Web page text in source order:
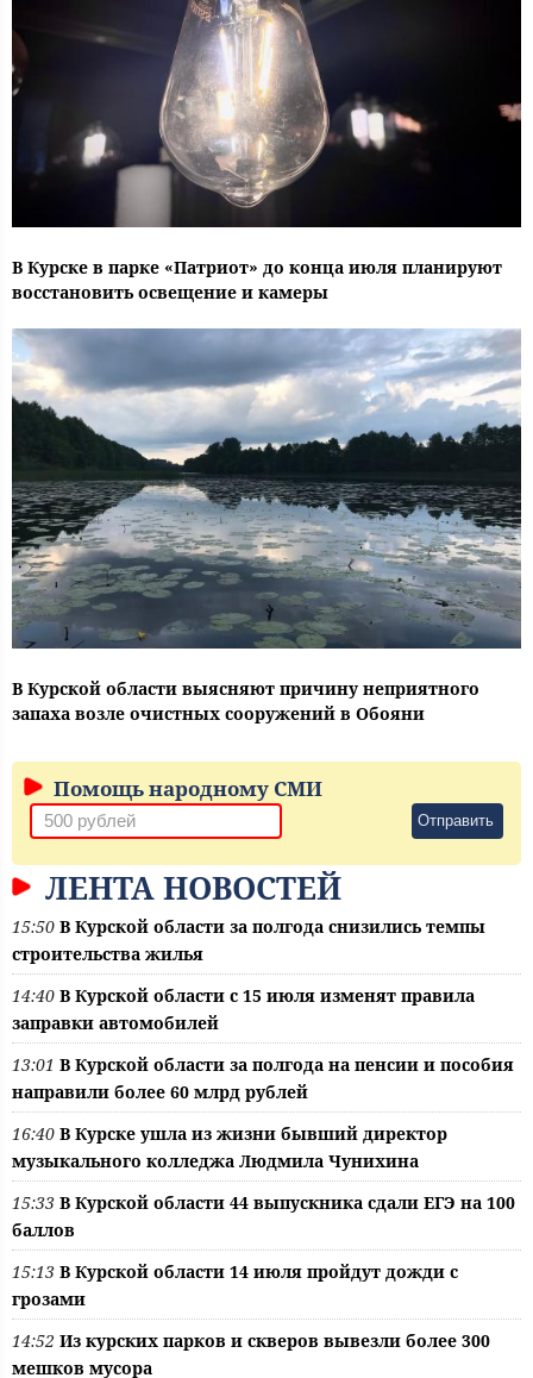
В Курске в парке «Патриот» до конца июля планируют
восстановить освещение и камеры
В Курской области выясняют причину неприятного
запаха возле очистных сооружений в Обояни
Помощь народному СМИ
Отправить
ЛЕНТА НОВОСТЕЙ
15:50 В Курской области за полгода снизились темпы
строительства жилья
14:40 В Курской области с 15 июля изменят правила
заправки автомобилей
13:01 В Курской области за полгода на пенсии и пособия
направили более 60 млрд рублей
16:40 В Курске ушла из жизни бывший директор
музыкального колледжа Людмила Чунихина
15:33 В Курской области 44 выпускника сдали ЕГЭ на 100
баллов
15:13 В Курской области 14 июля пройдут дожди с
грозами
14:52 Из курских парков и скверов вывезли более 300
мешков мусора